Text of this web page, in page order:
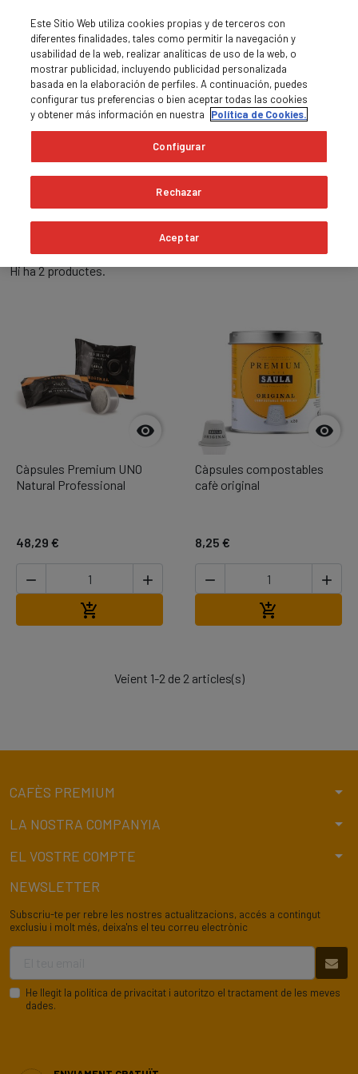
MENU 
Original
Hi ha 2 productes.
Rellevància expand_more

Càpsules Premium UNO
Natural Professional
48,29 €
 


Càpsules compostables
cafè original
8,25 €
 

Veient 1-2 de 2 articles(s)
CAFÈS PREMIUM arrow_drop_down
LA NOSTRA COMPANYIA arrow_drop_down
EL VOSTRE COMPTE arrow_drop_down
NEWSLETTER
Subscriu-te per rebre les nostres actualitzacions, accés a contingut
exclusiu i molt més, deixa'ns el teu correu electrònic
He llegit la política de privacitati autoritzo el tractament de les meves
dades.
Este Sitio Web utiliza cookies propias y de terceros con
diferentes finalidades, tales como permitir la navegación y
usabilidad de la web, realizar analíticas de uso de la web, o
mostrar publicidad, incluyendo publicidad personalizada
basada en la elaboración de perfiles. A continuación, puedes
configurar tus preferencias o bien aceptar todas las cookies
y obtener más información en nuestra
Política de Cookies.
Configurar
Rechazar
Aceptar